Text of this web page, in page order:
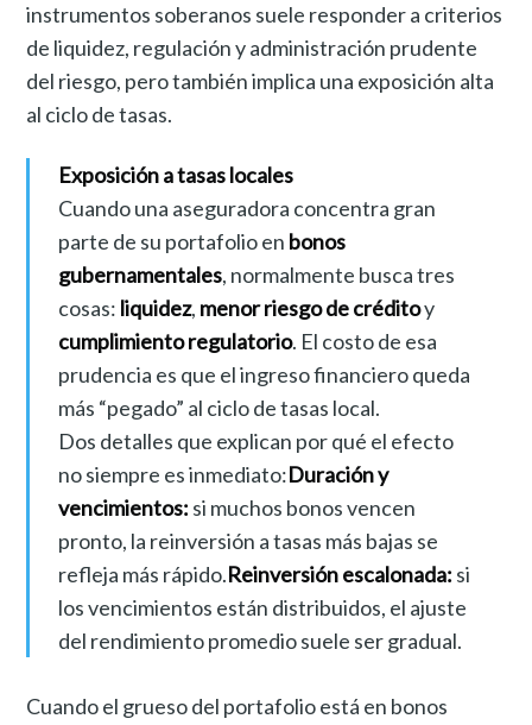
instrumentos soberanos suele responder a criterios
de liquidez, regulación y administración prudente
del riesgo, pero también implica una exposición alta
al ciclo de tasas.
Exposición a tasas locales
Cuando una aseguradora concentra gran
parte de su portafolio en bonos
gubernamentales, normalmente busca tres
cosas: liquidez, menor riesgo de créditoy
cumplimiento regulatorio. El costo de esa
prudencia es que el ingreso financiero queda
más “pegado” al ciclo de tasas local.
Dos detalles que explican por qué el efecto
no siempre es inmediato:Duración y
vencimientos: si muchos bonos vencen
pronto, la reinversión a tasas más bajas se
refleja más rápido.Reinversión escalonada: si
los vencimientos están distribuidos, el ajuste
del rendimiento promedio suele ser gradual.
Cuando el grueso del portafolio está en bonos